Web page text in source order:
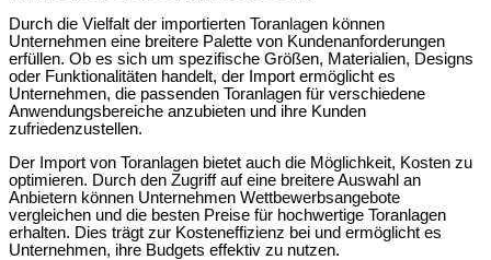
Durch die Vielfalt der importierten Toranlagen können
Unternehmen eine breitere Palette von Kundenanforderungen
erfüllen. Ob es sich um spezifische Größen, Materialien, Designs
oder Funktionalitäten handelt, der Import ermöglicht es
Unternehmen, die passenden Toranlagen für verschiedene
Anwendungsbereiche anzubieten und ihre Kunden
zufriedenzustellen.
Der Import von Toranlagen bietet auch die Möglichkeit, Kosten zu
optimieren. Durch den Zugriff auf eine breitere Auswahl an
Anbietern können Unternehmen Wettbewerbsangebote
vergleichen und die besten Preise für hochwertige Toranlagen
erhalten. Dies trägt zur Kosteneffizienz bei und ermöglicht es
Unternehmen, ihre Budgets effektiv zu nutzen.